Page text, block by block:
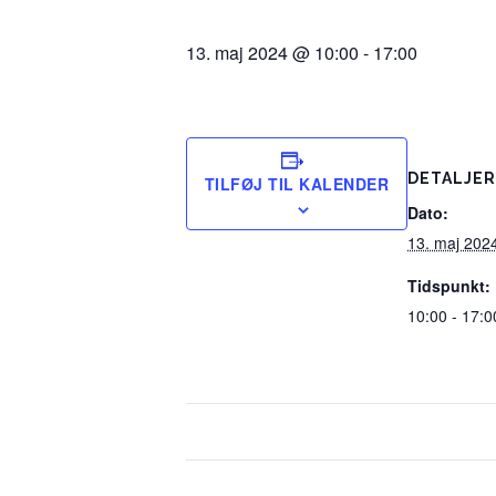
13. maj 2024 @ 10:00 - 17:00
TILFØJ TIL KALENDER DETALJER
Dato:
13. maj
Tidspunkt:
10:00 -